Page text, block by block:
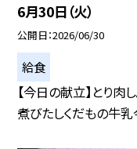
6月30日（火）
公開日 2026/06/30
給食
【今日の献立】とり
煮びたしくだもの牛